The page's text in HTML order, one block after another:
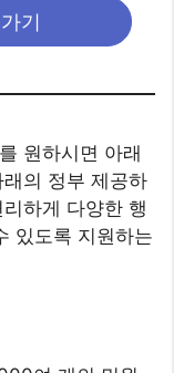
기
원하시면 아래
의 정부 제공하
하게 다양한 행
있도록 지원하는